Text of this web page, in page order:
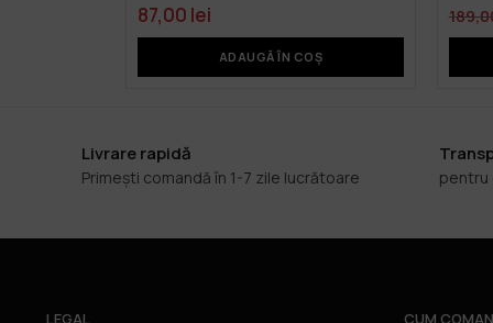
87,00 lei
ADAUGĂ ÎN COȘ
Livrare rapidă
Primești comandă în 1-7 zile lucrătoare pentru
LEGAL CUM